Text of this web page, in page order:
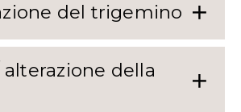
del trigemino
alterazione della